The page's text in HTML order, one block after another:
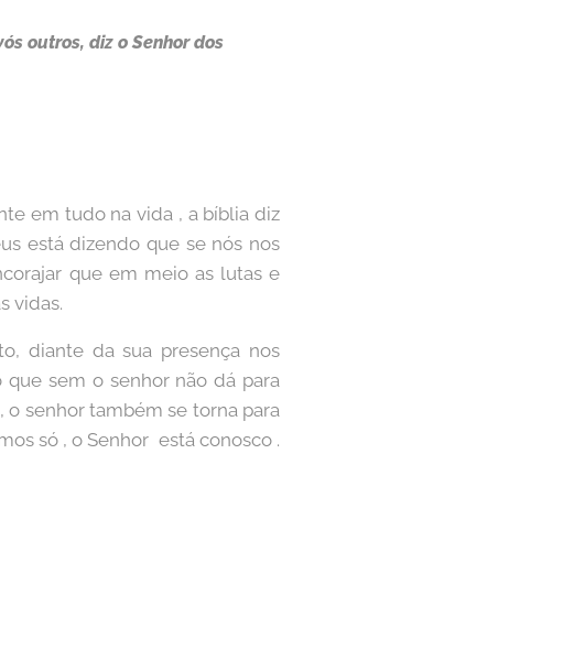
outros, diz o Senhor dos
em tudo na vida , a bíblia diz
está dizendo que se nós nos
que em meio as lutas e
vidas.
diante da sua presença nos
sem o senhor não dá para
o senhor também se torna para
só , o Senhor está conosco .